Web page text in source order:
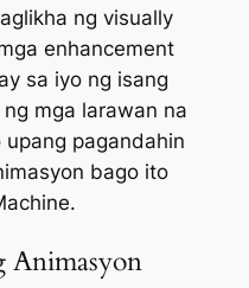
ng visually
enhancement
sa iyo ng isang
mga larawan na
pagandahin
bago ito
Animasyon